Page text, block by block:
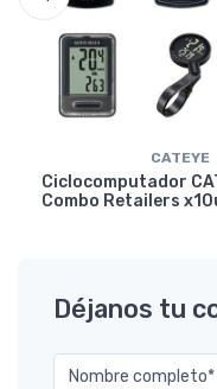
CATEYE
Ciclocomputador
Combo Retailers
Déjanos tu
Nombre completo*